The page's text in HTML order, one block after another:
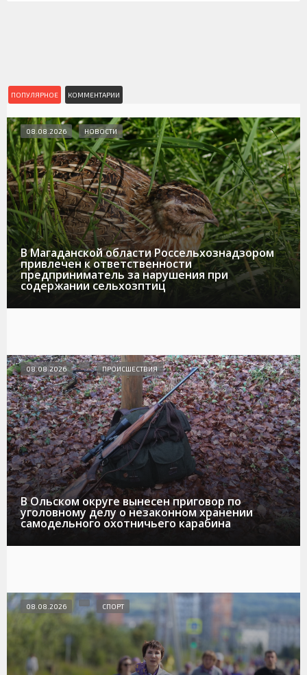
ПОПУЛЯРНОЕ КОММЕНТАРИИ
В Магаданской области Россельхознадзором
привлечен к ответственности
предприниматель за нарушения при
содержании сельхозптиц
08.08.2026 НОВОСТИ
В Ольском округе вынесен приговор по
уголовному делу о незаконном хранении
самодельного охотничьего карабина
08.08.2026 ПРОИСШЕСТВИЯ
08.08.2026 СПОРТ